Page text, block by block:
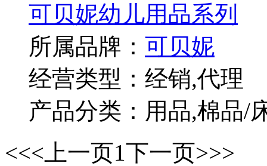
可贝妮幼儿用品系列
所属品牌： 可贝妮
经营类型：经销,代理
产品分类：用品,棉品/
<<<上一页1下一页>>>